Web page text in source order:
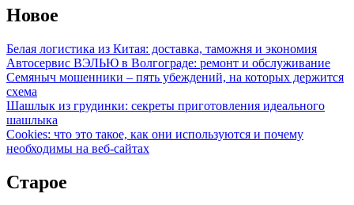
Новое
Белая логистика из Китая: доставка, таможня и экономия
Автосервис ВЭЛЬЮ в Волгограде: ремонт и обслуживание
Семяныч мошенники – пять убеждений, на которых держится
схема
Шашлык из грудинки: секреты приготовления идеального
шашлыка
Cookies: что это такое, как они используются и почему
необходимы на веб-сайтах
Старое